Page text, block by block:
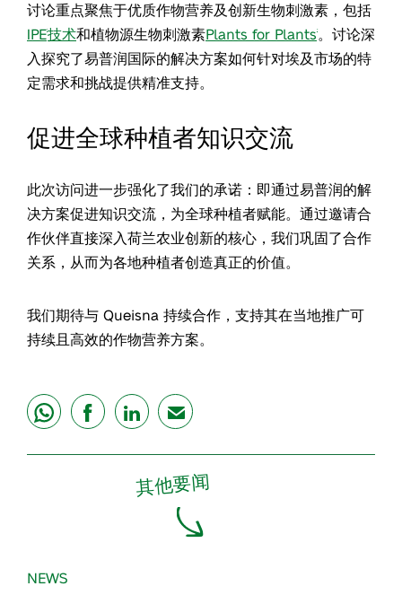
讨论重点聚焦于优质作物营养及创新生物刺激素，包括
IPE®技术和植物源生物刺激素Plants for Plants ®
。讨论深
入探究了易普润国际的解决方案如何针对埃及市场的特
定需求和挑战提供精准支持。
促进全球种植者知识交流
此次访问进一步强化了我们的承诺：即通过易普润的解
决方案促进知识交流，为全球种植者赋能。通过邀请合
作伙伴直接深入荷兰农业创新的核心，我们巩固了合作
关系，从而为各地种植者创造真正的价值。
我们期待与 Queisna 持续合作，支持其在当地推广可
持续且高效的作物营养方案。
share share share mail
其他要闻
NEWS